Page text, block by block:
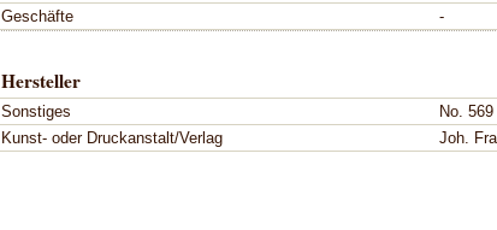
Geschäfte
-
Hersteller
Sonstiges
No. 569
Kunst- oder Druckanstalt/Verlag
Joh.